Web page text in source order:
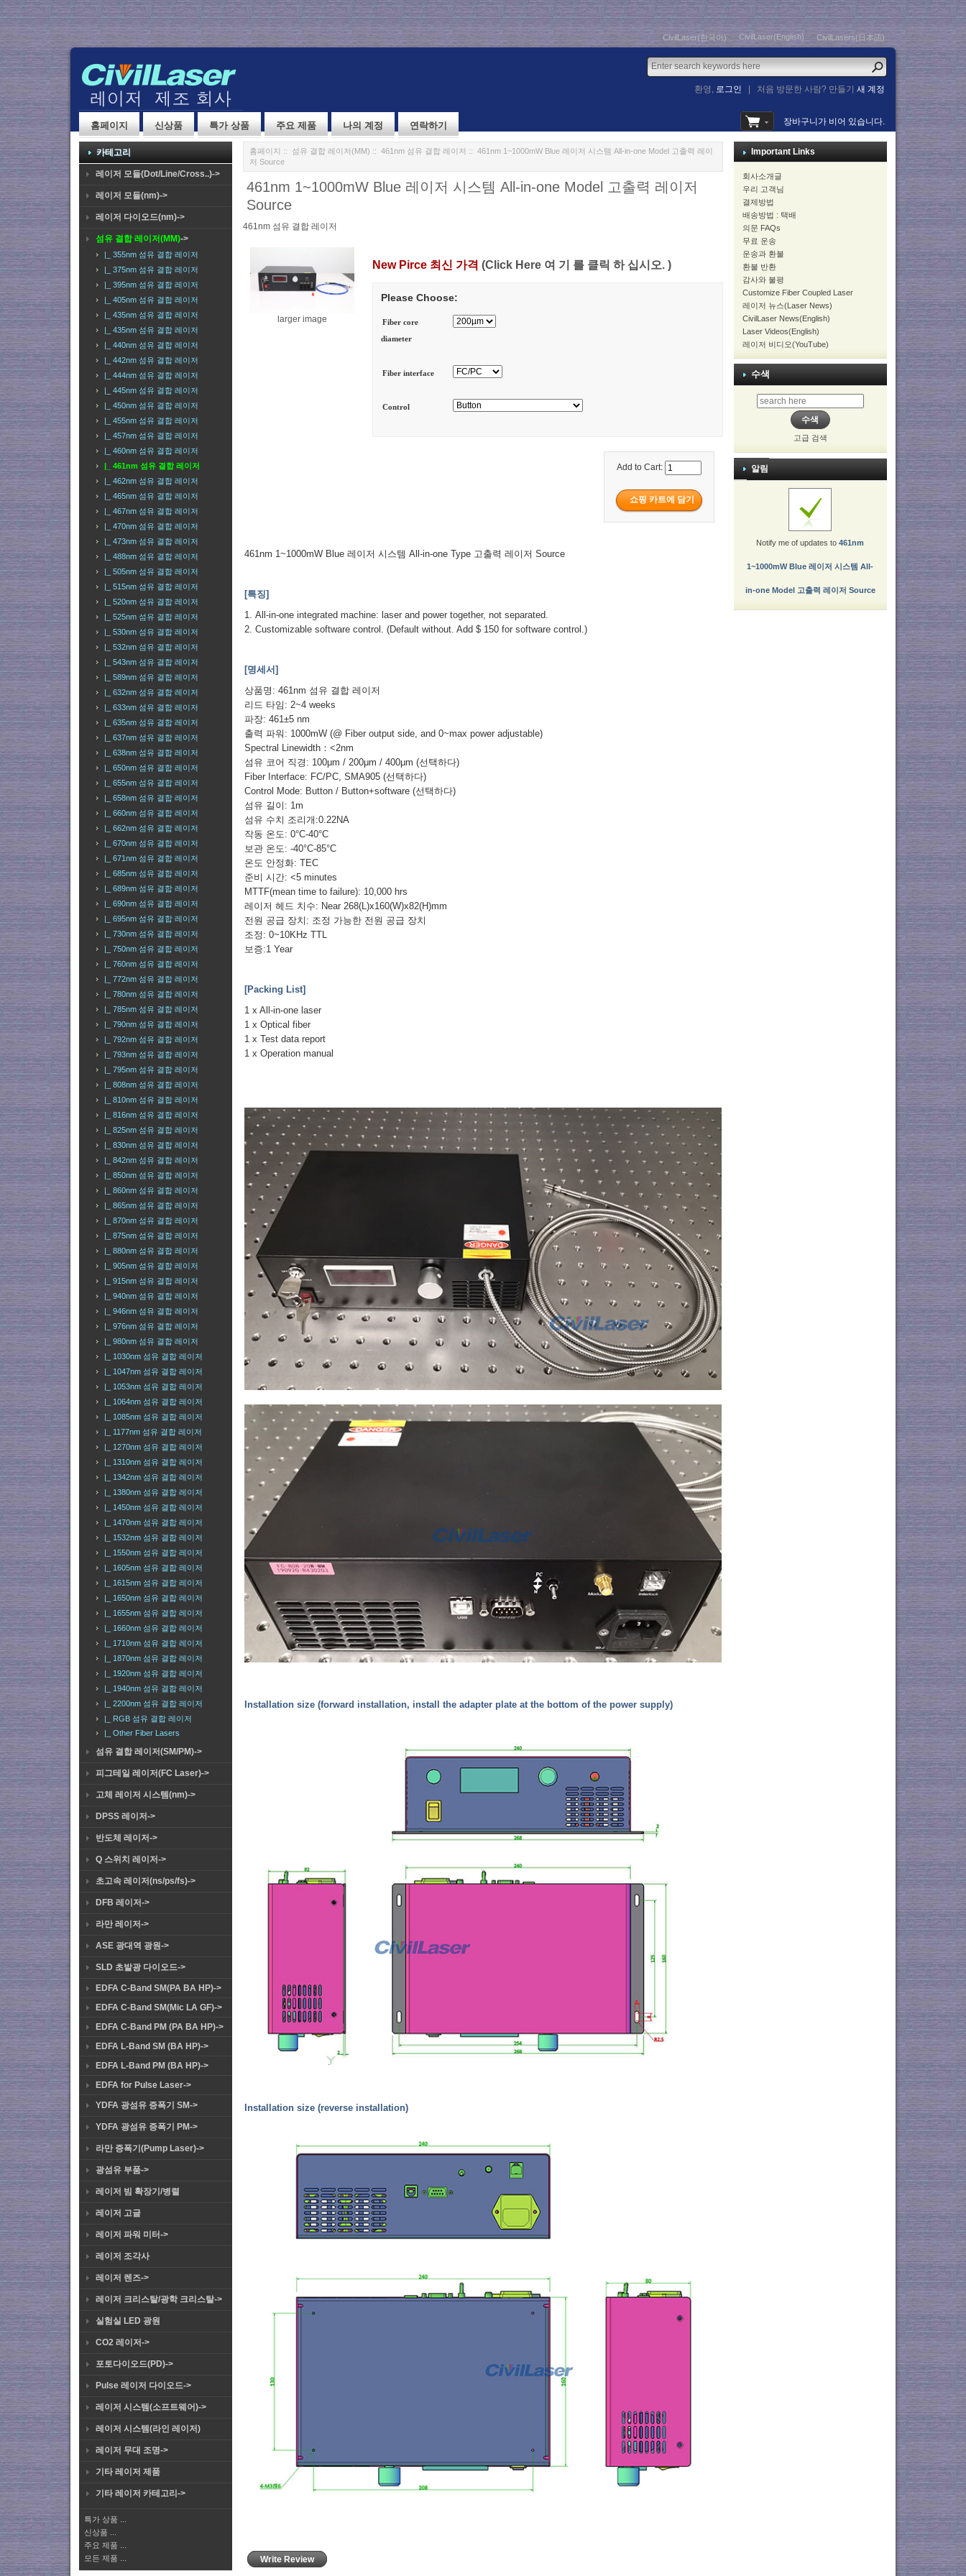
CivilLaser(한국어) CivilLaser(English) CivilLasers(日本語)
환영, 로그인 처음 방문한 사람? 만들기새 계정
홈페이지 신상품 특가 상품 주요 제품 나의 계정 연락하기 장바구니가 비어 있습니다.
카테고리
레이저 모듈(Dot/Line/Cross..)->
레이저 모듈(nm)->
레이저 다이오드(nm)->
섬유 결합 레이저(MM)->
|_ 355nm 섬유 결합 레이저
|_ 375nm 섬유 결합 레이저
|_ 395nm 섬유 결합 레이저
|_ 405nm 섬유 결합 레이저
|_ 435nm 섬유 결합 레이저
|_ 435nm 섬유 결합 레이저
|_ 440nm 섬유 결합 레이저
|_ 442nm 섬유 결합 레이저
|_ 444nm 섬유 결합 레이저
|_ 445nm 섬유 결합 레이저
|_ 450nm 섬유 결합 레이저
|_ 455nm 섬유 결합 레이저
|_ 457nm 섬유 결합 레이저
|_ 460nm 섬유 결합 레이저
|_ 461nm 섬유 결합 레이저
|_ 462nm 섬유 결합 레이저
|_ 465nm 섬유 결합 레이저
|_ 467nm 섬유 결합 레이저
|_ 470nm 섬유 결합 레이저
|_ 473nm 섬유 결합 레이저
|_ 488nm 섬유 결합 레이저
|_ 505nm 섬유 결합 레이저
|_ 515nm 섬유 결합 레이저
|_ 520nm 섬유 결합 레이저
|_ 525nm 섬유 결합 레이저
|_ 530nm 섬유 결합 레이저
|_ 532nm 섬유 결합 레이저
|_ 543nm 섬유 결합 레이저
|_ 589nm 섬유 결합 레이저
|_ 632nm 섬유 결합 레이저
|_ 633nm 섬유 결합 레이저
|_ 635nm 섬유 결합 레이저
|_ 637nm 섬유 결합 레이저
|_ 638nm 섬유 결합 레이저
|_ 650nm 섬유 결합 레이저
|_ 655nm 섬유 결합 레이저
|_ 658nm 섬유 결합 레이저
|_ 660nm 섬유 결합 레이저
|_ 662nm 섬유 결합 레이저
|_ 670nm 섬유 결합 레이저
|_ 671nm 섬유 결합 레이저
|_ 685nm 섬유 결합 레이저
|_ 689nm 섬유 결합 레이저
|_ 690nm 섬유 결합 레이저
|_ 695nm 섬유 결합 레이저
|_ 730nm 섬유 결합 레이저
|_ 750nm 섬유 결합 레이저
|_ 760nm 섬유 결합 레이저
|_ 772nm 섬유 결합 레이저
|_ 780nm 섬유 결합 레이저
|_ 785nm 섬유 결합 레이저
|_ 790nm 섬유 결합 레이저
|_ 792nm 섬유 결합 레이저
|_ 793nm 섬유 결합 레이저
|_ 795nm 섬유 결합 레이저
|_ 808nm 섬유 결합 레이저
|_ 810nm 섬유 결합 레이저
|_ 816nm 섬유 결합 레이저
|_ 825nm 섬유 결합 레이저
|_ 830nm 섬유 결합 레이저
|_ 842nm 섬유 결합 레이저
|_ 850nm 섬유 결합 레이저
|_ 860nm 섬유 결합 레이저
|_ 865nm 섬유 결합 레이저
|_ 870nm 섬유 결합 레이저
|_ 875nm 섬유 결합 레이저
|_ 880nm 섬유 결합 레이저
|_ 905nm 섬유 결합 레이저
|_ 915nm 섬유 결합 레이저
|_ 940nm 섬유 결합 레이저
|_ 946nm 섬유 결합 레이저
|_ 976nm 섬유 결합 레이저
|_ 980nm 섬유 결합 레이저
|_ 1030nm 섬유 결합 레이저
|_ 1047nm 섬유 결합 레이저
|_ 1053nm 섬유 결합 레이저
|_ 1064nm 섬유 결합 레이저
|_ 1085nm 섬유 결합 레이저
|_ 1177nm 섬유 결합 레이저
|_ 1270nm 섬유 결합 레이저
|_ 1310nm 섬유 결합 레이저
|_ 1342nm 섬유 결합 레이저
|_ 1380nm 섬유 결합 레이저
|_ 1450nm 섬유 결합 레이저
|_ 1470nm 섬유 결합 레이저
|_ 1532nm 섬유 결합 레이저
|_ 1550nm 섬유 결합 레이저
|_ 1605nm 섬유 결합 레이저
|_ 1615nm 섬유 결합 레이저
|_ 1650nm 섬유 결합 레이저
|_ 1655nm 섬유 결합 레이저
|_ 1660nm 섬유 결합 레이저
|_ 1710nm 섬유 결합 레이저
|_ 1870nm 섬유 결합 레이저
|_ 1920nm 섬유 결합 레이저
|_ 1940nm 섬유 결합 레이저
|_ 2200nm 섬유 결합 레이저
|_ RGB 섬유 결합 레이저
|_ Other Fiber Lasers
섬유 결합 레이저(SM/PM)->
피그테일 레이저(FC Laser)->
고체 레이저 시스템(nm)->
DPSS 레이저->
반도체 레이저->
Q 스위치 레이저->
초고속 레이저(ns/ps/fs)->
DFB 레이저->
라만 레이저->
ASE 광대역 광원->
SLD 초발광 다이오드->
EDFA C-Band SM(PA BA HP)->
EDFA C-Band SM(Mic LA GF)->
EDFA C-Band PM (PA BA HP)->
EDFA L-Band SM (BA HP)->
EDFA L-Band PM (BA HP)->
EDFA for Pulse Laser->
YDFA 광섬유 증폭기 SM->
YDFA 광섬유 증폭기 PM->
라만 증폭기(Pump Laser)->
광섬유 부품->
레이저 빔 확장기/병렬
레이저 고글
레이저 파워 미터->
레이저 조각사
레이저 렌즈->
레이저 크리스탈/광학 크리스탈->
실험실 LED 광원
CO2 레이저->
포토다이오드(PD)->
Pulse 레이저 다이오드->
레이저 시스템(소프트웨어)->
레이저 시스템(라인 레이저)
레이저 무대 조명->
기타 레이저 제품
기타 레이저 카테고리->
특가 상품 ...
신상품 ...
주요 제품 ...
모든 제품 ...
홈페이지 :: 섬유 결합 레이저(MM) :: 461nm 섬유 결합 레이저 :: 461nm 1~1000mW Blue 레이저 시스템 All-in-one Model 고출력 레이
저 Source
461nm 1~1000mW Blue 레이저 시스템 All-in-one Model 고출력 레이저
Source
461nm 섬유 결합 레이저
larger image
New Pirce 최신 가격 (Click Here 여 기 를 클릭 하 십시오. )
Please Choose:
Fiber core
diameter
Fiber interface
Control
Add to Cart:
461nm 1~1000mW Blue 레이저 시스템 All-in-one Type 고출력 레이저 Source
[특징]
1. All-in-one integrated machine: laser and power together, not separated.
2. Customizable software control. (Default without. Add $ 150 for software control.)
[명세서]
상품명: 461nm 섬유 결합 레이저
리드 타임: 2~4 weeks
파장: 461±5 nm
출력 파워: 1000mW (@ Fiber output side, and 0~max power adjustable)
Spectral Linewidth：<2nm
섬유 코어 직경: 100μm / 200μm / 400μm (선택하다)
Fiber Interface: FC/PC, SMA905 (선택하다)
Control Mode: Button / Button+software (선택하다)
섬유 길이: 1m
섬유 수치 조리개:0.22NA
작동 온도: 0°C-40°C
보관 온도: -40°C-85°C
온도 안정화: TEC
준비 시간: <5 minutes
MTTF(mean time to failure): 10,000 hrs
레이저 헤드 치수: Near 268(L)x160(W)x82(H)mm
전원 공급 장치: 조정 가능한 전원 공급 장치
조정: 0~10KHz TTL
보증:1 Year
[Packing List]
1 x All-in-one laser
1 x Optical fiber
1 x Test data report
1 x Operation manual
Installation size (forward installation, install the adapter plate at the bottom of the power supply)
Installation size (reverse installation)
Write Review
Important Links
회사소개글
우리 고객님
결제방법
배송방법 : 택배
의문 FAQs
무료 운송
운송과 환불
환불 반환
감사와 불평
Customize Fiber Coupled Laser
레이저 뉴스(Laser News)
CivilLaser News(English)
Laser Videos(English)
레이저 비디오(YouTube)
수색
고급 검색
알림
Notify me of updates to461nm
1~1000mW Blue 레이저 시스템 All-
in-one Model 고출력 레이저 Source